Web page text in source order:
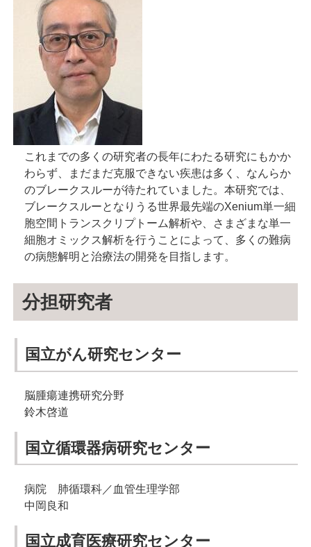
これまでの多くの研究者の長年にわたる研究にもかか
わらず、まだまだ克服できない疾患は多く、なんらか
のブレークスルーが待たれていました。本研究では、
ブレークスルーとなりうる世界最先端のXenium単一細
胞空間トランスクリプトーム解析や、さまざまな単一
細胞オミックス解析を行うことによって、多くの難病
の病態解明と治療法の開発を目指します。
分担研究者
国立がん研究センター
脳腫瘍連携研究分野
鈴木啓道
国立循環器病研究センター
病院 肺循環科／血管生理学部
中岡良和
国立成育医療研究センター